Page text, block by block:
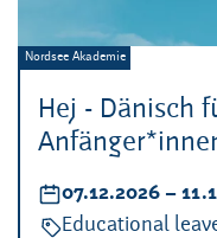
Hej - Dänisch
Veranstalter:
Nordsee Akademie
Datum:
07.12.2026 – bis
Veranstaltungsart:
Educational